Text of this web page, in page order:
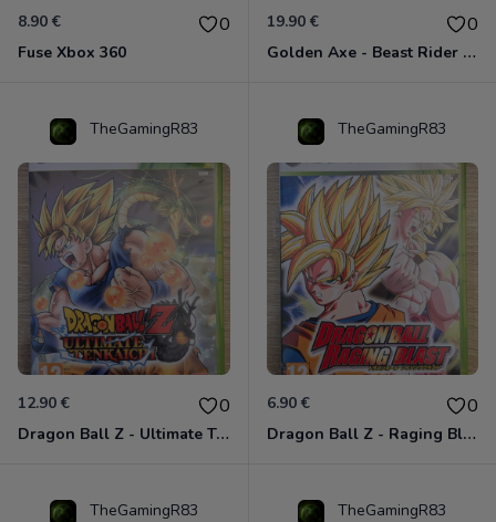
8.90 € 0
Fuse Xbox 360
19.90 € 0
Golden Axe - Beast Rider Xbox 360
TheGamingR83
12.90 € 0
Dragon Ball Z - Ultimate Tenkaichi Xbox 360
TheGamingR83
6.90 € 0
Dragon Ball Z - Raging Blast Xbox 360
TheGamingR83 TheGamingR83